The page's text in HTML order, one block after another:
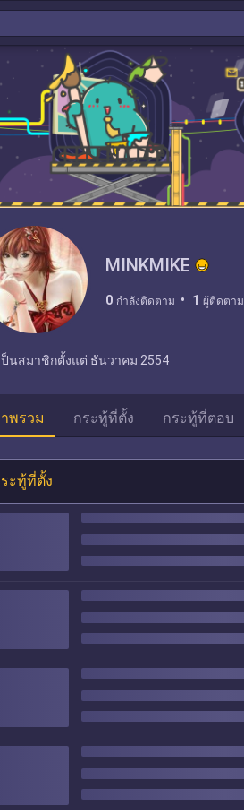
MINKMIKE
0 กำลังติดตาม 1 ผู้ติดตาม
ป็นสมาชิกตั้งแต่ ธันวาคม 2554
พรวม กระทู้ที่ตั้ง กระทู้ที่ตอบ
ะทู้ที่ตั้ง